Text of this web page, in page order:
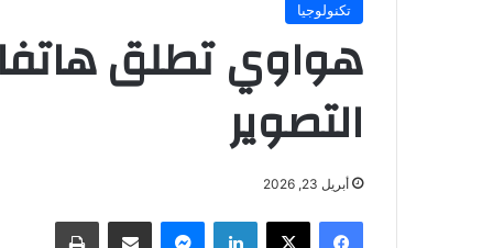
تكنولوجيا
هواوي تطلق
التصوير
أبريل 23, 2026
فيسبوك لينكدإن